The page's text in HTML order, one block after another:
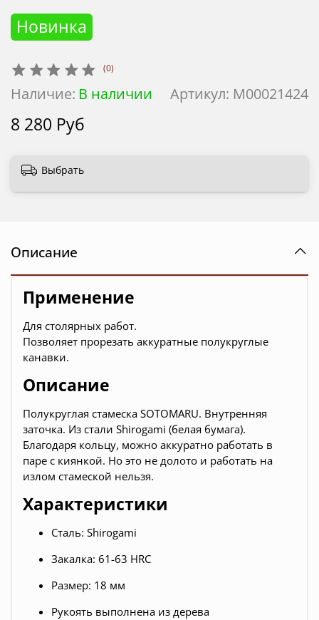
(0)
Артикул: М00021424
Наличие: В наличии
Новинка
8 280 Руб
Выбрать
Описание
Применение
Для столярных работ.
Позволяет прорезать аккуратные полукруглые
канавки.
Описание
Полукруглая стамеска SOTOMARU. Внутренняя
заточка. Из стали Shirogami (белая бумага).
Благодаря кольцу, можно аккуратно работать в
паре с киянкой. Но это не долото и работать на
излом стамеской нельзя.
Характеристики
Сталь: Shirogami
Закалка: 61-63 HRC
Размер: 18 мм
Рукоять выполнена из дерева